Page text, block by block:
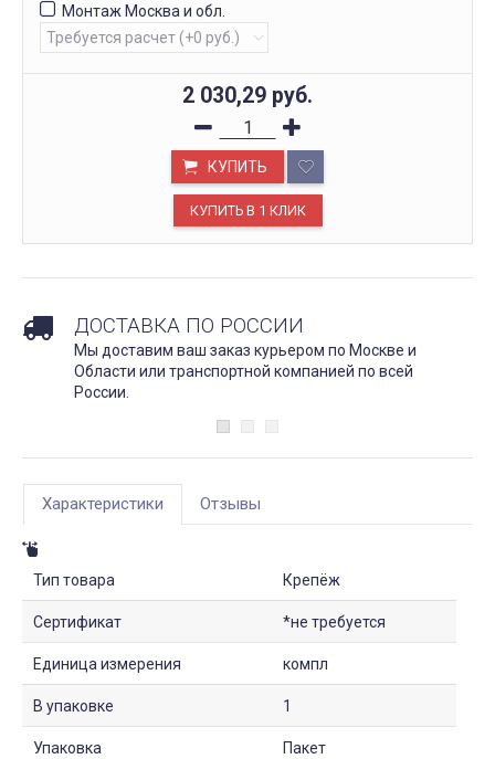
Монтаж Москва и обл.
2 030,29 руб.
КУПИТЬ
ДОСТАВКА ПО РОССИИ
Мы доставим ваш заказ курьером по Москве и
Области или транспортной компанией по всей
России.
Характеристики Отзывы
Тип товара Крепёж
Сертификат *не требуется
Единица измерения компл
В упаковке 1
Упаковка Пакет